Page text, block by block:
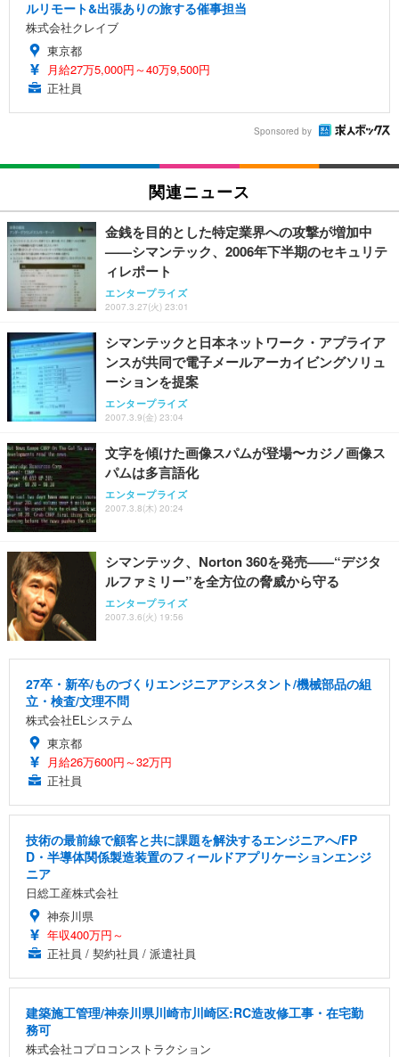
ルリモート&出張ありの旅する催事担当
株式会社クレイブ
東京都
月給27万5,000円～40万9,500円
正社員
Sponsored by
関連ニュース
金銭を目的とした特定業界への攻撃が増加中
——シマンテック、2006年下半期のセキュリテ
ィレポート
エンタープライズ
2007.3.27(火) 23:01
シマンテックと日本ネットワーク・アプライア
ンスが共同で電子メールアーカイビングソリュ
ーションを提案
エンタープライズ
2007.3.9(金) 23:04
文字を傾けた画像スパムが登場〜カジノ画像ス
パムは多言語化
エンタープライズ
2007.3.8(木) 20:24
シマンテック、Norton 360を発売——“デジタ
ルファミリー”を全方位の脅威から守る
エンタープライズ
2007.3.6(火) 19:56
27卒・新卒/ものづくりエンジニアアシスタント/機械部品の組
立・検査/文理不問
株式会社ELシステム
東京都
月給26万600円～32万円
正社員
技術の最前線で顧客と共に課題を解決するエンジニアへ/FP
D・半導体関係製造装置のフィールドアプリケーションエンジ
ニア
日総工産株式会社
神奈川県
年収400万円～
正社員 / 契約社員 / 派遣社員
建築施工管理/神奈川県川崎市川崎区:RC造改修工事・在宅勤
務可
株式会社コプロコンストラクション